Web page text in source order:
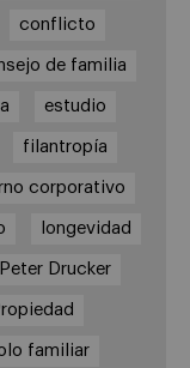
conflicto
de familia
estudio
filantropía
corporativo
longevidad
Peter Drucker
familiar